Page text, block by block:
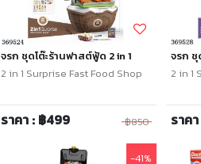
จรก ชุดโต๊ะร้านฟาสต์ฟู้ด 2 in 1
2 in 1 Surprise Fast Food Shop
ราคา : ฿499 ฿850
จรก ชุ
2 in 1
ราค
-41%